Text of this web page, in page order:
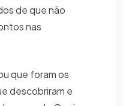
de que não
nas
que foram os
descobriram e